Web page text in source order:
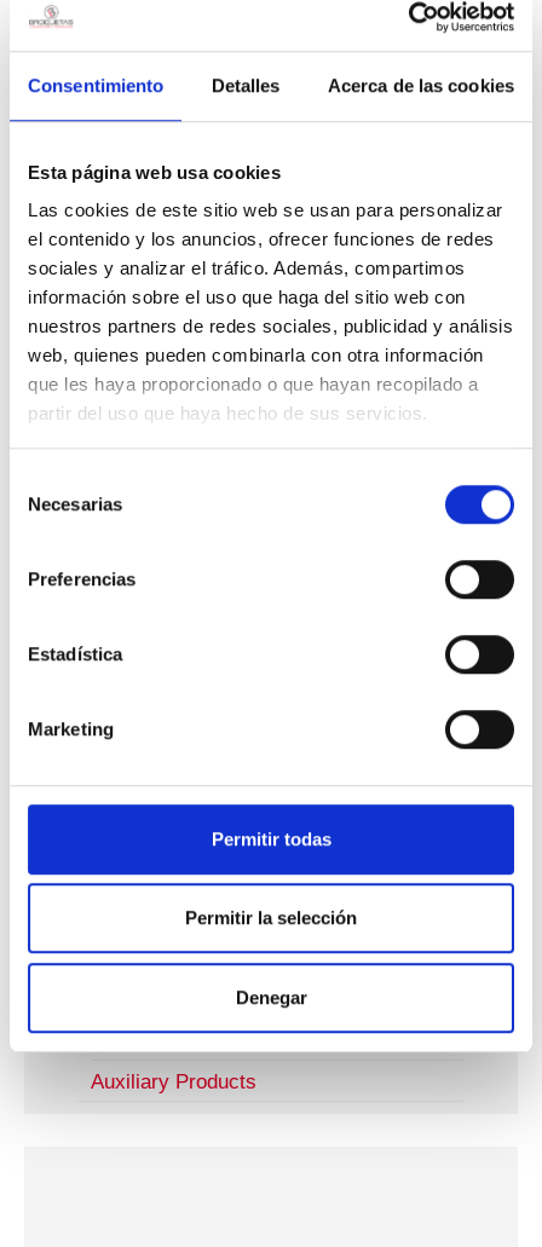
Consentimiento Detalles Acerca de las cookies
Esta página web usa cookies
Las cookies de este sitio web se usan para personalizar
el contenido y los anuncios, ofrecer funciones de redes
sociales y analizar el tráfico. Además, compartimos
información sobre el uso que haga del sitio web con
nuestros partners de redes sociales, publicidad y análisis
web, quienes pueden combinarla con otra información
que les haya proporcionado o que hayan recopilado a
partir del uso que haya hecho de sus servicios.
Necesarias
Preferencias
Estadística
Marketing
Permitir todas
Permitir la selección
Denegar
Composition Sn97 Ag3
Categorías
Artesanía/Orfebrería
Fontaneria y Hvac/R
Auxiliares
Decapantes
Soldadura Blanda
Jet Dispensing
Reparación Y Retrabajo
Soldadura Selectiva
Industrial Antifricción
Plumbing And Hvac/R
Auxiliary Products